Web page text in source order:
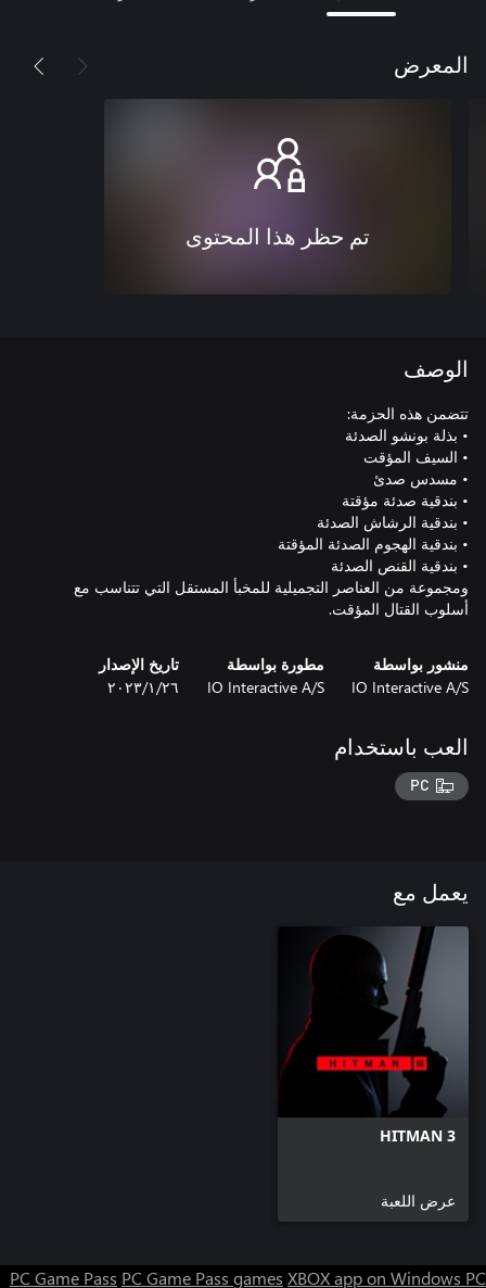
المعرض
تم حظر هذا المحتوى
الوصف
ومجموعة من العناصر التجميلية للمخبأ المستقل التي تتناسب مع
أسلوب القتال المؤقت.
منشور بواسطة
IO Interactive A/S
مطورة بواسطة
IO Interactive A/S
تاريخ الإصدار
٢٦‏/١‏/٢٠٢٣
العب باستخدام
PC
يعمل مع
HITMAN 3
عرض اللعبة
PC Game Pass PC Game Pass games XBOX app on Windows PC